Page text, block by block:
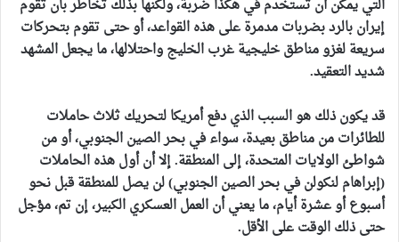
التي يمكن أن تستخدم في هكذا ضربة، ولكنها بذلك تخاطر بأن تقوم
إيران بالرد بضربات مدمرة على هذه القواعد، أو حتى تقوم بتحركات
سريعة لغزو مناطق خليجية غرب الخليج واحتلالها، ما يجعل المشهد
شديد التعقيد.
قد يكون ذلك هو السبب الذي دفع أمريكا لتحريك ثلاث حاملات
للطائرات من مناطق بعيدة، سواء في بحر الصين الجنوبي، أو من
شواطئ الولايات المتحدة، إلى المنطقة. إلا أن أول هذه الحاملات
(إبراهام لنكولن في بحر الصين الجنوبي) لن يصل للمنطقة قبل نحو
أسبوع أو عشرة أيام، ما يعني أن العمل العسكري الكبير، إن تم، مؤجل
حتى ذلك الوقت على الأقل.